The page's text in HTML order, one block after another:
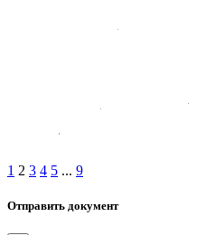
1 2 3 4 5 ... 9
Отправить документ